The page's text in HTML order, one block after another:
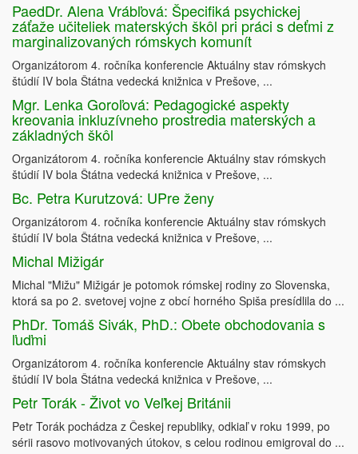
PaedDr. Alena Vrábľová: Špecifiká psychickej
záťaže učiteliek materských škôl pri práci s deťmi z
marginalizovaných rómskych komunít
Organizátorom 4. ročníka konferencie Aktuálny stav rómskych
štúdií IV bola Štátna vedecká knižnica v Prešove, ...
Mgr. Lenka Goroľová: Pedagogické aspekty
kreovania inkluzívneho prostredia materských a
základných škôl
Organizátorom 4. ročníka konferencie Aktuálny stav rómskych
štúdií IV bola Štátna vedecká knižnica v Prešove, ...
Bc. Petra Kurutzová: UPre ženy
Organizátorom 4. ročníka konferencie Aktuálny stav rómskych
štúdií IV bola Štátna vedecká knižnica v Prešove, ...
Michal Mižigár
Michal "Mižu" Mižigár je potomok rómskej rodiny zo Slovenska,
ktorá sa po 2. svetovej vojne z obcí horného Spiša presídlila do ...
PhDr. Tomáš Sivák, PhD.: Obete obchodovania s
ľuďmi
Organizátorom 4. ročníka konferencie Aktuálny stav rómskych
štúdií IV bola Štátna vedecká knižnica v Prešove, ...
Petr Torák - Život vo Veľkej Británii
Petr Torák pochádza z Českej republiky, odkiaľ v roku 1999, po
sérii rasovo motivovaných útokov, s celou rodinou emigroval do ...